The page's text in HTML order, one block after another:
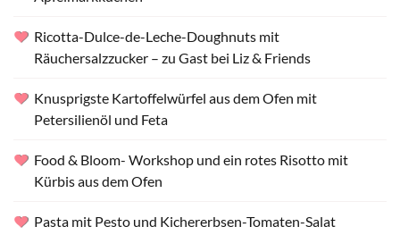
Ricotta-Dulce-de-Leche-Doughnuts mit
Räuchersalzzucker – zu Gast bei Liz & Friends
Knusprigste Kartoffelwürfel aus dem Ofen mit
Petersilienöl und Feta
Food & Bloom- Workshop und ein rotes Risotto mit
Kürbis aus dem Ofen
Pasta mit Pesto und Kichererbsen-Tomaten-Salat